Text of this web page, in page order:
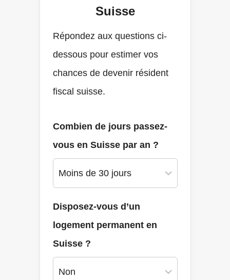
Suisse
Répondez aux questions ci-
dessous pour estimer vos
chances de devenir résident
fiscal suisse.
Combien de jours passez-
vous en Suisse par an ?
Disposez-vous d’un
logement permanent en
Suisse ?